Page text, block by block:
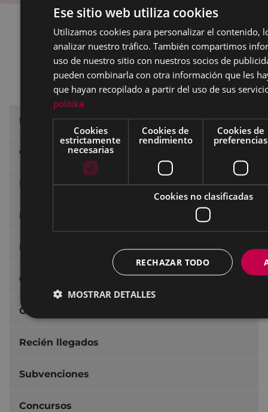
2 3 elementos siguientes >
Euskaltegi municipal de Eibar
Oferta
Matrícula
Exámenes y acreditaciones de HABE
Preguntas frecuentes - Información general
Carta de Servicios
Campañas especiales
Recién llegados
Subvenciones
Concursos
Ese sitio web utiliza cookies
Utilizamos cookies para personalizar el contenido,
analizar nuestro tráfico. También compartimos
uso de nuestro sitio con nuestros socios de
pueden combinarla con otra información que les
que hayan recopilado a partir del uso de sus
politika
Cookies
estrictamente
necesarias
Cookies de
rendimiento
Cookies de
preferencias
Cookies no clasificadas
RECHAZAR TODO
MOSTRAR DETALLES